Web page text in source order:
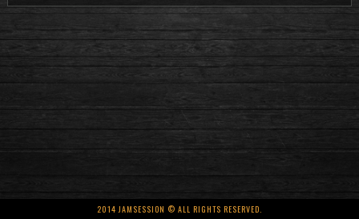
2014 JAMSESSION © ALL RIGHTS RESERVED.